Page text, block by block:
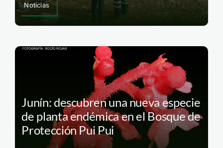
Noticias
Junín: descubren una nueva especie
de planta endémica en el Bosque de
Protección Pui Pui